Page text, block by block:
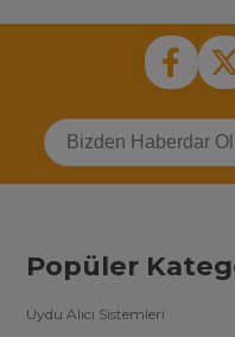
Popüler
Uydu Alıcı Sistemleri